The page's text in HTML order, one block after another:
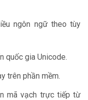
ngôn ngữ theo tùy
quốc gia Unicode.
trên phần mềm.
mã vạch trực tiếp từ